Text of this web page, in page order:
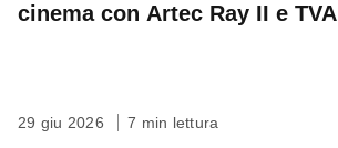
cinema con Artec Ray II e TVA
29 giu 2026 7 min lettura